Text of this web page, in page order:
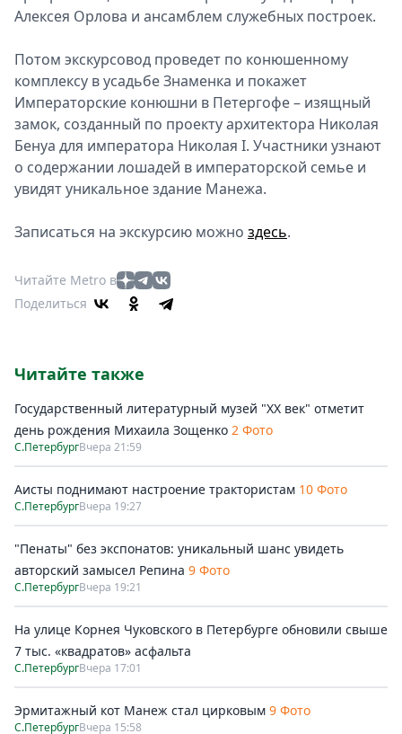
Алексея Орлова и ансамблем служебных построек.
Потом экскурсовод проведет по конюшенному
комплексу в усадьбе Знаменка и покажет
Императорские конюшни в Петергофе – изящный
замок, созданный по проекту архитектора Николая
Бенуа для императора Николая I. Участники узнают
о содержании лошадей в императорской семье и
увидят уникальное здание Манежа.
Записаться на экскурсию можно здесь.
Читайте Metro в
Поделиться
Читайте также
Государственный литературный музей "ХХ век" отметит
день рождения Михаила Зощенко 2 Фото
С.ПетербургВчера 21:59
Аисты поднимают настроение трактористам 10 Фото
С.ПетербургВчера 19:27
"Пенаты" без экспонатов: уникальный шанс увидеть
авторский замысел Репина 9 Фото
С.ПетербургВчера 19:21
На улице Корнея Чуковского в Петербурге обновили свыше
7 тыс. «квадратов» асфальта
С.ПетербургВчера 17:01
Эрмитажный кот Манеж стал цирковым 9 Фото
С.ПетербургВчера 15:58